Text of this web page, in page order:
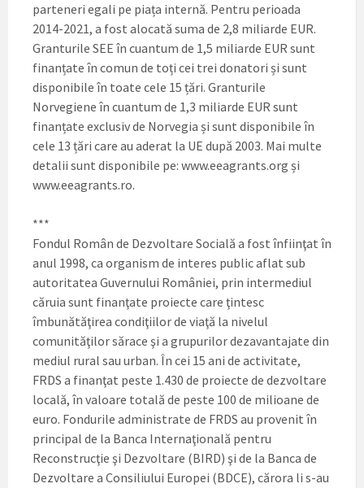
parteneri egali pe piața internă. Pentru perioada
2014-2021, a fost alocată suma de 2,8 miliarde EUR.
Granturile SEE în cuantum de 1,5 miliarde EUR sunt
finanțate în comun de toți cei trei donatori și sunt
disponibile în toate cele 15 țări. Granturile
Norvegiene în cuantum de 1,3 miliarde EUR sunt
finanțate exclusiv de Norvegia și sunt disponibile în
cele 13 țări care au aderat la UE după 2003. Mai multe
detalii sunt disponibile pe: www.eeagrants.org și
www.eeagrants.ro.
***
Fondul Român de Dezvoltare Socială a fost înfiinţat în
anul 1998, ca organism de interes public aflat sub
autoritatea Guvernului României, prin intermediul
căruia sunt finanţate proiecte care ţintesc
îmbunătăţirea condiţiilor de viaţă la nivelul
comunităţilor sărace şi a grupurilor dezavantajate din
mediul rural sau urban. În cei 15 ani de activitate,
FRDS a finanţat peste 1.430 de proiecte de dezvoltare
locală, în valoare totală de peste 100 de milioane de
euro. Fondurile administrate de FRDS au provenit în
principal de la Banca Internaţională pentru
Reconstrucţie şi Dezvoltare (BIRD) şi de la Banca de
Dezvoltare a Consiliului Europei (BDCE), cărora li s-au